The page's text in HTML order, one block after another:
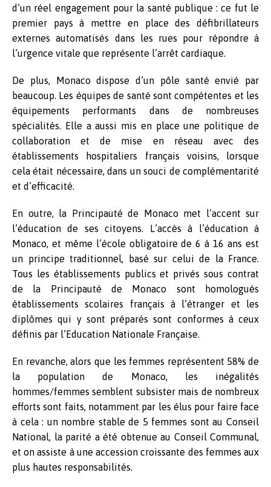
d’un réel engagement pour la santé publique : ce fut le
premier pays à mettre en place des défibrillateurs
externes automatisés dans les rues pour répondre à
l’urgence vitale que représente l’arrêt cardiaque.
De plus, Monaco dispose d’un pôle santé envié par
beaucoup. Les équipes de santé sont compétentes et les
équipements performants dans de nombreuses
spécialités. Elle a aussi mis en place une politique de
collaboration et de mise en réseau avec des
établissements hospitaliers français voisins, lorsque
cela était nécessaire, dans un souci de complémentarité
et d’efficacité.
En outre, la Principauté de Monaco met l’accent sur
l’éducation de ses citoyens. L’accès à l’éducation à
Monaco, et même l’école obligatoire de 6 à 16 ans est
un principe traditionnel, basé sur celui de la France.
Tous les établissements publics et privés sous contrat
de la Principauté de Monaco sont homologués
établissements scolaires français à l’étranger et les
diplômes qui y sont préparés sont conformes à ceux
définis par l’Education Nationale Française.
En revanche, alors que les femmes représentent 58% de
la population de Monaco, les inégalités
hommes/femmes semblent subsister mais de nombreux
efforts sont faits, notamment par les élus pour faire face
à cela : un nombre stable de 5 femmes sont au Conseil
National, la parité a été obtenue au Conseil Communal,
et on assiste à une accession croissante des femmes aux
plus hautes responsabilités.